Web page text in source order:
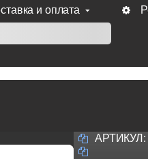
и оплата
Melodia, Forme при
АРТИКУЛ: